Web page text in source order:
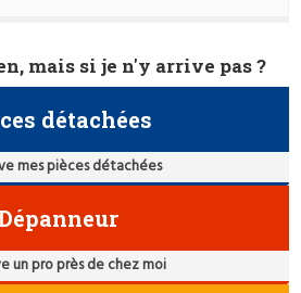
mais si je n'y arrive pas ?
détachées
mes pièces détachées
un pro près de chez moi